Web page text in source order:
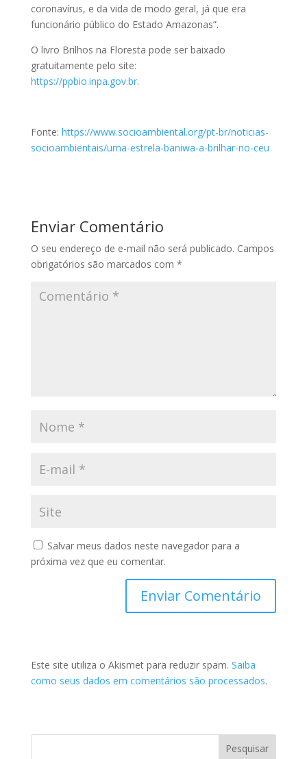
coronavírus, e da vida de modo geral, já que era
funcionário público do Estado Amazonas”.
O livro Brilhos na Floresta pode ser baixado
gratuitamente pelo site:
https://ppbio.inpa.gov.br.
Fonte: https://www.socioambiental.org/pt-br/noticias-
socioambientais/uma-estrela-baniwa-a-brilhar-no-ceu
Enviar Comentário
O seu endereço de e-mail não será publicado. Campos
obrigatórios são marcados com *
Salvar meus dados neste navegador para a
próxima vez que eu comentar.
Este site utiliza o Akismet para reduzir spam. Saiba
como seus dados em comentários são processados.